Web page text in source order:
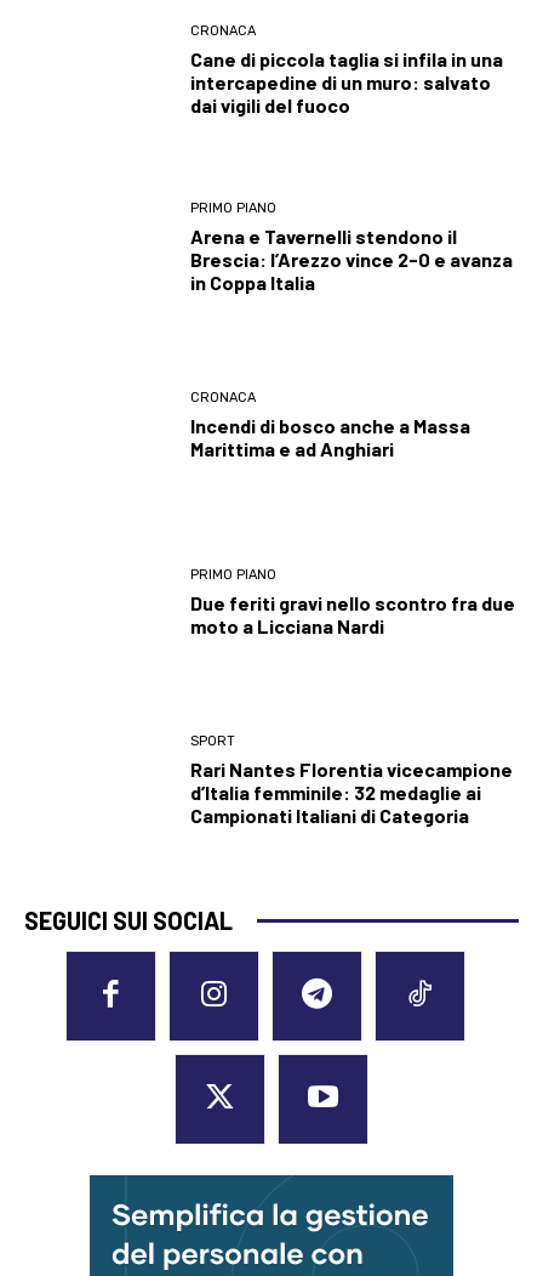
CRONACA
Cane di piccola taglia si infila in una
intercapedine di un muro: salvato
dai vigili del fuoco
PRIMO PIANO
Arena e Tavernelli stendono il
Brescia: l’Arezzo vince 2-0 e avanza
in Coppa Italia
CRONACA
Incendi di bosco anche a Massa
Marittima e ad Anghiari
PRIMO PIANO
Due feriti gravi nello scontro fra due
moto a Licciana Nardi
SPORT
Rari Nantes Florentia vicecampione
d’Italia femminile: 32 medaglie ai
Campionati Italiani di Categoria
SEGUICI SUI SOCIAL